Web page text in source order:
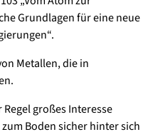
Grundlagen für eine neue
Metallen, die in
großes Interesse
Boden sicher hinter sich